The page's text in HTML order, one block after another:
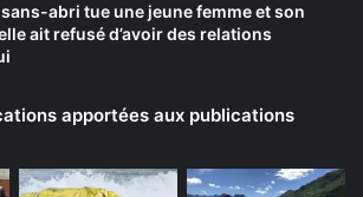
abri tue une jeune femme et son
ait refusé d’avoir des relations
apportées aux publications